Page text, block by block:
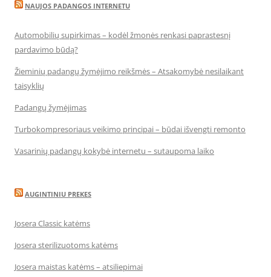
NAUJOS PADANGOS INTERNETU
Automobilių supirkimas – kodėl žmonės renkasi paprastesnį
pardavimo būdą?
Žieminių padangų žymėjimo reikšmės – Atsakomybė nesilaikant
taisyklių
Padangų žymėjimas
Turbokompresoriaus veikimo principai – būdai išvengti remonto
Vasarinių padangų kokybė internetu – sutaupoma laiko
AUGINTINIU PREKES
Josera Classic katėms
Josera sterilizuotoms katėms
Josera maistas katėms – atsiliepimai